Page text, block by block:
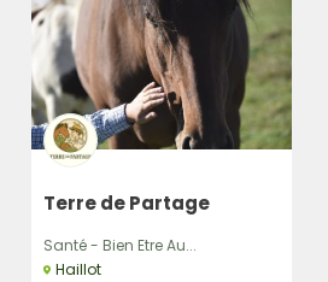
Terre de Partage
Santé - Bien Etre Au...
Haillot